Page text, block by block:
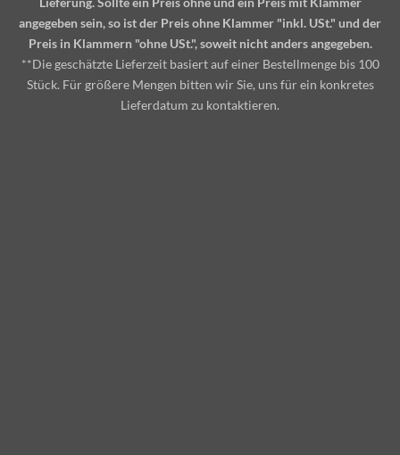
angegeben sein, so ist der Preis ohne Klammer "inkl. USt." und der
Preis in Klammern "ohne USt.", soweit nicht anders angegeben.
**Die geschätzte Lieferzeit basiert auf einer Bestellmenge bis 100
Stück. Für größere Mengen bitten wir Sie, uns für ein konkretes
Lieferdatum zu kontaktieren.